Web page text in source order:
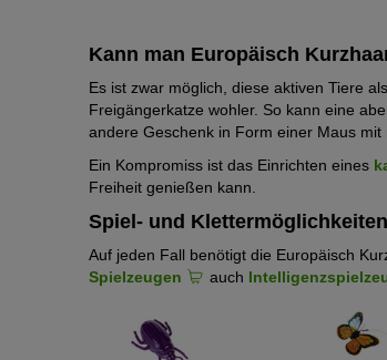
Kann man Europäisch
Es ist zwar möglich, diese aktiven Tiere
Freigängerkatze wohler. So kann eine
andere Geschenk in Form einer Maus mit
Ein Kompromiss ist das Einrichten eines
Freiheit genießen kann.
Spiel- und Klettermöglichkeiten
Auf jeden Fall benötigt die Europäisch
Spielzeugen
auch